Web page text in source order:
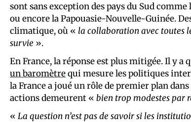
sont sans exception des pays du Sud
ou encore la Papouasie-Nouvelle-Guinée.
climatique, où « la collaboration avec toutes
survie ».
En France, la réponse est plus mitigée. Il y a
un baromètrequi mesure les politiques
la France a joué un rôle de premier plan
actions demeurent « bien trop modestes par
« La question n’est pas de savoir si les